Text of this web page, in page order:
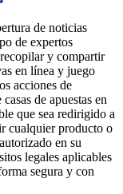
de noticias
de expertos
y compartir
en línea y juego
acciones de
de apuestas en
que sea redirigido a
cualquier producto o
en su
legales aplicables
segura y con